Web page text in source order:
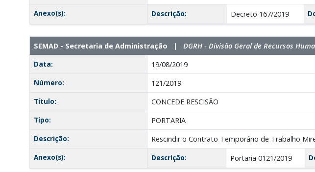
Anexo(s):
Descrição: Decreto 167/2019
SEMAD - Secretaria de Administração | DGRH - Divisão Geral de Recursos
Data:
19/08/2019
Número:
121/2019
Título:
CONCEDE RESCISÃO
Tipo:
PORTARIA
Descrição:
Rescindir o Contrato Temporário de Trabalho
Anexo(s):
Descrição: Portaria 0121/2019